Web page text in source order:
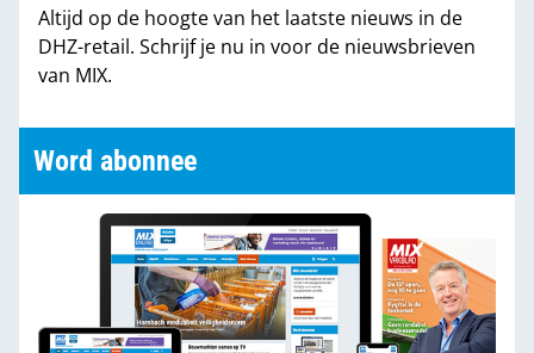
Partners
Altijd op de hoogte van het laatste nieuws in de
DHZ-retail. Schrijf je nu in voor de nieuwsbrieven
van MIX.
Word abonnee